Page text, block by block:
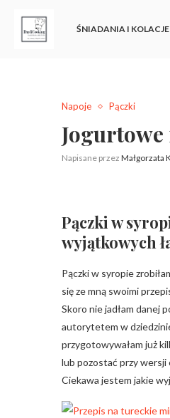
ŚNIADANIA I KOLACJE
Napoje Pączki
Napisane przez Małgorzata
Pączki w
wyjątkowych
Pączki w syropie
się ze mną swoimi
Skoro nie jadłam danej
autorytetem w
przygotowywałam już
lub pozostać przy wersji
Ciekawa jestem jakie